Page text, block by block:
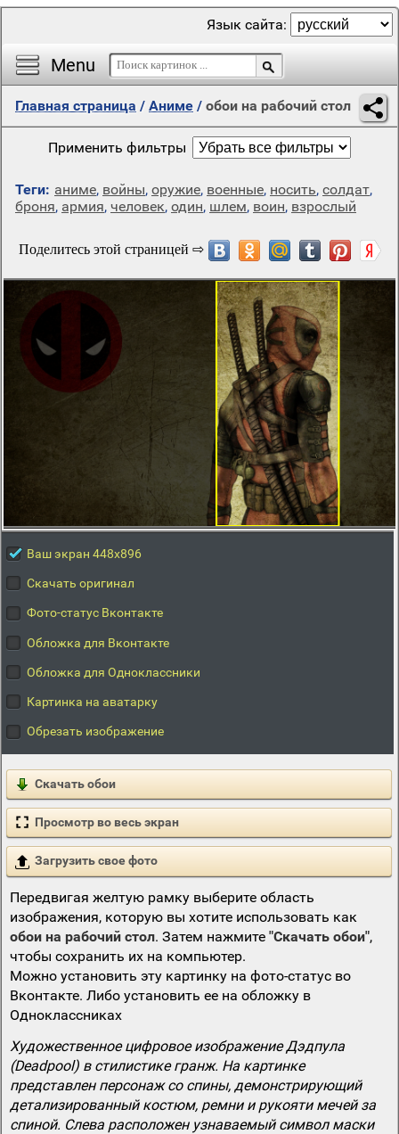
Menu
Язык сайта:
Главная страница / Аниме / обои на рабочий стол
Применить фильтры
Теги: аниме, войны, оружие, военные, носить, солдат,
броня, армия, человек, один, шлем, воин, взрослый
Ваш экран 448x896
Скачать оригинал
Фото-статус Вконтакте
Обложка для Вконтакте
Обложка для Одноклассники
Картинка на аватарку
Обрезать изображение
Скачать обои
Просмотр во весь экран
Загрузить свое фото
Передвигая желтую рамку выберите область
изображения, которую вы хотите использовать как
обои на рабочий стол. Затем нажмите "Скачать обои",
чтобы сохранить их на компьютер.
Можно установить эту картинку на фото-статус во
Вконтакте. Либо установить ее на обложку в
Одноклассниках
Художественное цифровое изображение Дэдпула
(Deadpool) в стилистике гранж. На картинке
представлен персонаж со спины, демонстрирующий
детализированный костюм, ремни и рукояти мечей за
спиной. Слева расположен узнаваемый символ маски